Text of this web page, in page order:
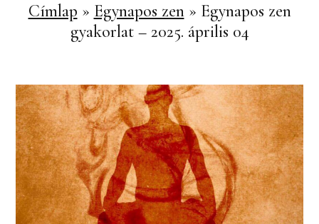
Címlap » Egynapos zen» Egynapos zen
gyakorlat – 2025. április 04